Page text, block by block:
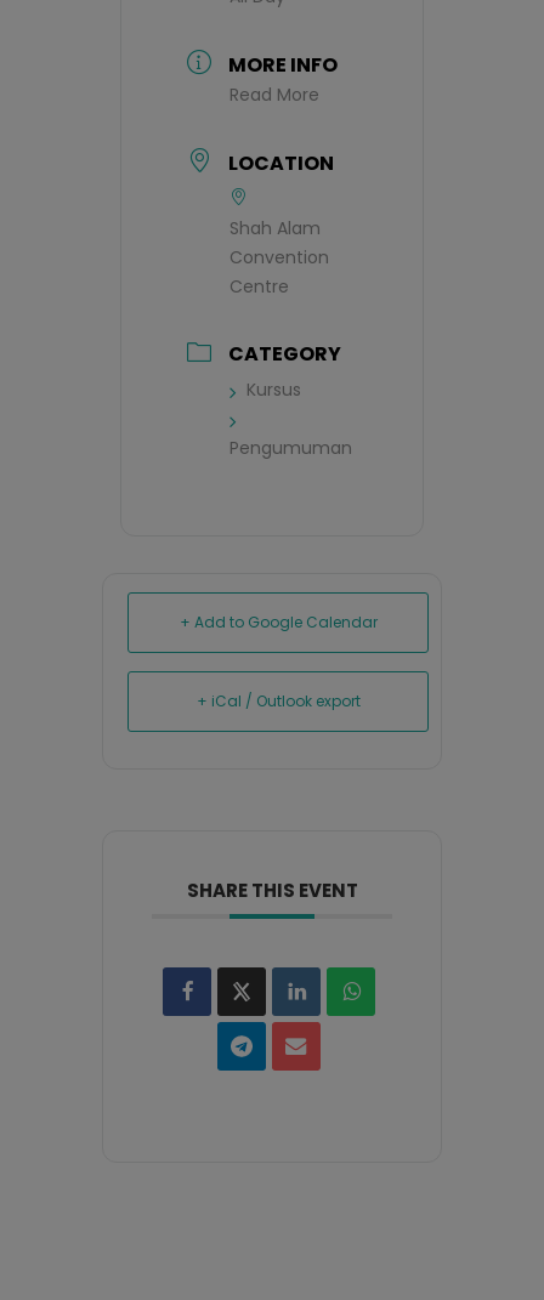
MORE INFO
Read More
LOCATION
Shah Alam
Convention
Centre
CATEGORY
Kursus
Pengumuman
+ Add to Google Calendar
+ iCal / Outlook export
SHARE THIS EVENT